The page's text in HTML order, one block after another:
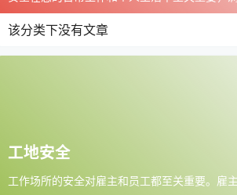
该分类下没有文章
工地安全